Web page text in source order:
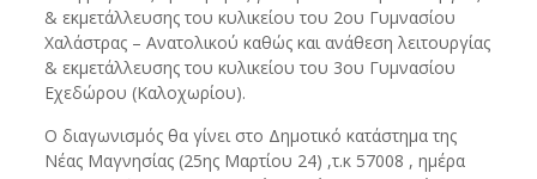
& εκμετάλλευσης του κυλικείου του 2ου Γυμνασίου
Χαλάστρας – Ανατολικού καθώς και ανάθεση λειτουργίας
& εκμετάλλευσης του κυλικείου του 3ου Γυμνασίου
Εχεδώρου (Καλοχωρίου).
Ο διαγωνισμός θα γίνει στο Δημοτικό κατάστημα της
Νέας Μαγνησίας (25ης Μαρτίου 24) ,τ.κ 57008 , ημέρα